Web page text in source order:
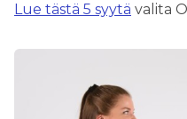
Lue tästä 5 syytä valita